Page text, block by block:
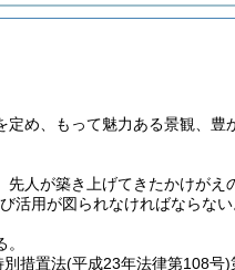
め、もって魅力ある景観、豊
人が築き上げてきたかけがえ
活用が図られなければならない
措置法(平成23年法律第108号)